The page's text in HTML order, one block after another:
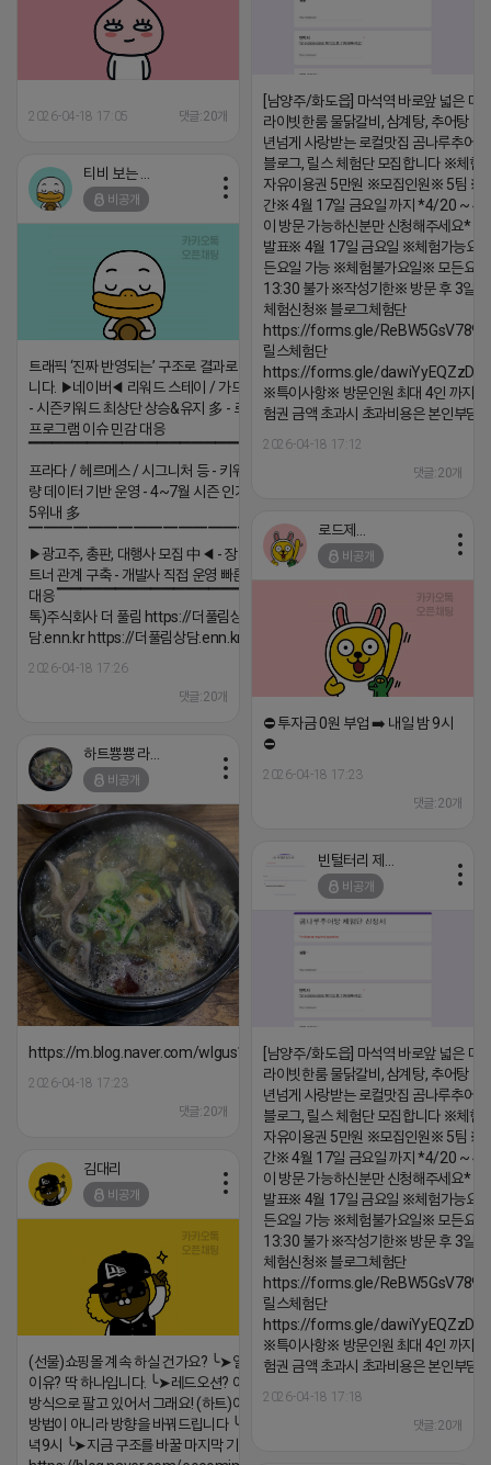
[남양주/화도읍] 마석역 바로앞 넓은 매
라이빗한룸 물닭갈비, 삼계탕, 추어탕 맛
년넘게 사랑받는 로컬맛집 곰나루추어
블로그, 릴스 체험단 모집합니다 ※체험
자유이용권 5만원 ※모집인원※ 5팀 ※
간※ 4월 17일 금요일 까지 *4/20 ~ 4/
이 방문 가능하신분만 신청해주세요* ※
발표※ 4월 17일 금요일 ※체험가능요
든요일 가능 ※체험불가요일※ 모든요
13:30 불가 ※작성기한※ 방문 후 3일
체험신청※ 블로그체험단
https://forms.gle/
릴스체험단
https://forms.gle/
※특이사항※ 방문인원 최대 4인 까지
험권 금액 초과시 초과비용은 본인부담
2026-04-18 17:12
댓글:20개
2026-04-18 17:05 댓글:20개
비공개
트래픽 ‘진짜 반영되는’ 구조로 결과로 보여드립
니다. ▶네이버◀ 리워드 스테이 / 가드 / 자몽 등
- 시즌키워드 최상단 상승&유지 多 - 로직변화,
프로그램 이슈 민감 대응
▔▔▔▔▔▔▔▔▔▔▔▔▔▔▔▔▔▔ ▶쿠팡◀
프라다 / 헤르메스 / 시그니처 등 - 키워드 검색
량 데이터 기반 운영 - 4~7월 시즌 인기 키워드
5위내 多
▔▔▔▔▔▔▔▔▔▔▔▔▔▔▔▔▔▔
▶광고주, 총판, 대행사 모집 中◀ - 장기 협업 파
트너 관계 구축 - 개발사 직접 운영 빠른 피드백
대응 ▔▔▔▔▔▔▔▔▔▔▔▔▔▔▔▔▔▔ (카
톡)주식회사 더 풀림 https://더풀림상
담.enn.kr https://더풀림상담.enn.kr
2026-04-18 17:26
댓글:20개
비공개
⛔️ 투자금 0원 부업 ➡️ 내일 밤 9시
⛔️
2026-04-18 17:23
댓글:20개
하트뿅뿅 라이언
비공개
https://m.blog.naver.com/wlgus1647/224253846149
2026-04-18 17:23
댓글:20개
비공개
[남양주/화도읍] 마석역 바로앞 넓은 매
라이빗한룸 물닭갈비, 삼계탕, 추어탕 맛
년넘게 사랑받는 로컬맛집 곰나루추어
블로그, 릴스 체험단 모집합니다 ※체험
자유이용권 5만원 ※모집인원※ 5팀 ※
간※ 4월 17일 금요일 까지 *4/20 ~ 4/
이 방문 가능하신분만 신청해주세요* ※
발표※ 4월 17일 금요일 ※체험가능요
든요일 가능 ※체험불가요일※ 모든요
13:30 불가 ※작성기한※ 방문 후 3일
체험신청※ 블로그체험단
https://forms.gle/
릴스체험단
https://forms.gle/
※특이사항※ 방문인원 최대 4인 까지
험권 금액 초과시 초과비용은 본인부담
2026-04-18 17:18
댓글:20개
김대리
비공개
(선물)쇼핑몰 계속 하실 건가요? ╰➤열심히 해도 안되는
이유? 딱 하나입니다. ╰➤레드오션? 아니요! ╰➤모두 같은
방식으로 팔고 있어서 그래요! (하트)이번엔 다릅니다. ╰➤
방법이 아니라 방향을 바꿔드립니다 ╰➤4월 21일(화) 저
녁9시 ╰➤지금 구조를 바꿀 마지막 기회